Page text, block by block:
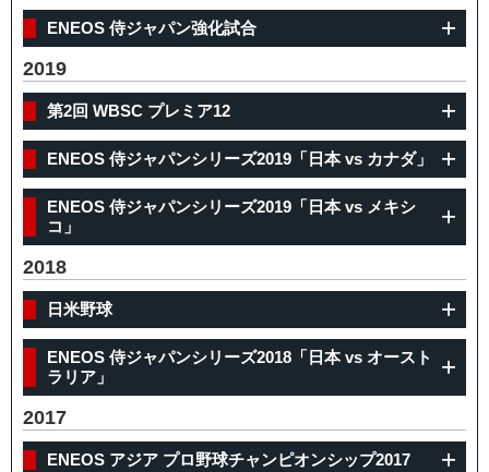
ENEOS 侍ジャパン強化試合
2019
第2回 WBSC プレミア12
ENEOS 侍ジャパンシリーズ2019「日本 vs カナダ」
ENEOS 侍ジャパンシリーズ2019「日本 vs メキシ
コ」
2018
日米野球
ENEOS 侍ジャパンシリーズ2018「日本 vs オースト
ラリア」
2017
ENEOS アジア プロ野球チャンピオンシップ2017